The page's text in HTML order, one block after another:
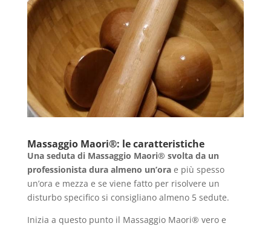
Massaggio Maori®: le caratteristiche
Una seduta di Massaggio Maori® svolta da un
professionista dura almeno un’ora e più spesso
un’ora e mezza e se viene fatto per risolvere un
disturbo specifico si consigliano almeno 5 sedute.
Inizia a questo punto il Massaggio Maori® vero e